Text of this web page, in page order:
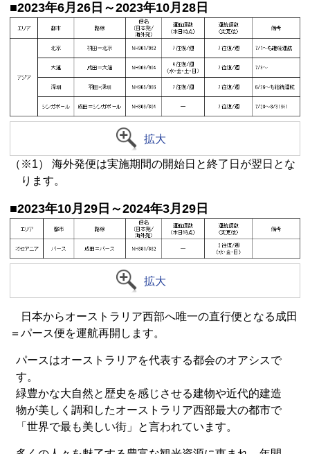
■2023年6月26日～2023年10月28日
拡大
（※1） 海外発便は実施期間の開始日と終了日が翌日とな
ります。
■2023年10月29日～2024年3月29日
拡大
日本からオーストラリア西部へ唯一の直行便となる成田
＝パース便を運航再開します。
パースはオーストラリアを代表する都会のオアシスで
す。
緑豊かな大自然と歴史を感じさせる建物や近代的建造
物が美しく調和したオーストラリア西部最大の都市で
「世界で最も美しい街」と言われています。